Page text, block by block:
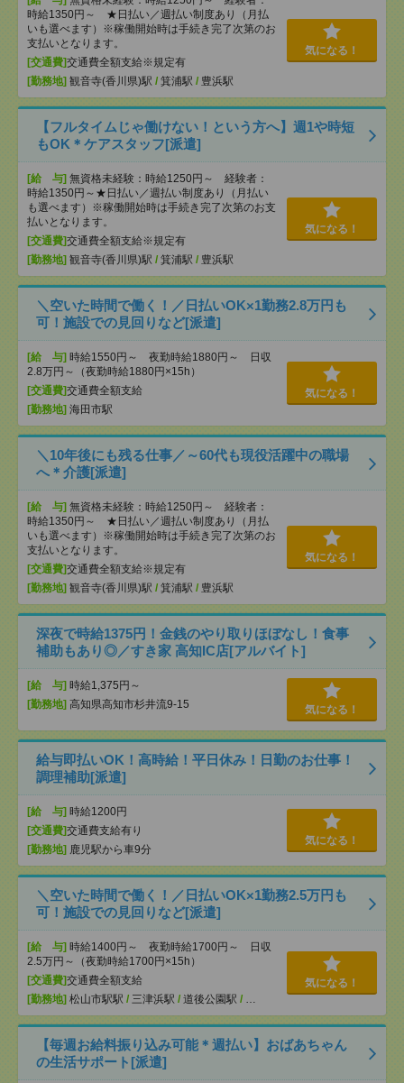
時給1350円～ ★日払い／週払い制度あり（月払
いも選べます）※稼働開始時は手続き完了次第のお
支払いとなります。
[交通費]交通費全額支給※規定有
[勤務地] 観音寺(香川県)駅 / 箕浦駅 / 豊浜駅
気になる！
【フルタイムじゃ働けない！という方へ】週1や時短
もOK＊ケアスタッフ[派遣]
[給 与] 無資格未経験：時給1250円～ 経験者：
時給1350円～★日払い／週払い制度あり（月払い
も選べます）※稼働開始時は手続き完了次第のお支
払いとなります。
[交通費]交通費全額支給※規定有
[勤務地] 観音寺(香川県)駅 / 箕浦駅 / 豊浜駅
気になる！
＼空いた時間で働く！／日払いOK×1勤務2.8万円も
可！施設での見回りなど[派遣]
[給 与] 時給1550円～ 夜勤時給1880円～ 日収
2.8万円～（夜勤時給1880円×15h）
[交通費]交通費全額支給
[勤務地] 海田市駅
気になる！
＼10年後にも残る仕事／～60代も現役活躍中の職場
へ＊介護[派遣]
[給 与] 無資格未経験：時給1250円～ 経験者：
時給1350円～ ★日払い／週払い制度あり（月払
いも選べます）※稼働開始時は手続き完了次第のお
支払いとなります。
[交通費]交通費全額支給※規定有
[勤務地] 観音寺(香川県)駅 / 箕浦駅 / 豊浜駅
気になる！
深夜で時給1375円！金銭のやり取りほぼなし！食事
補助もあり◎／すき家 高知IC店[アルバイト]
[給 与] 時給1,375円～
[勤務地] 高知県高知市杉井流9-15 気になる！
給与即払いOK！高時給！平日休み！日勤のお仕事！
調理補助[派遣]
[給 与] 時給1200円
[交通費]交通費支給有り
[勤務地] 鹿児駅から車9分
気になる！
＼空いた時間で働く！／日払いOK×1勤務2.5万円も
可！施設での見回りなど[派遣]
[給 与] 時給1400円～ 夜勤時給1700円～ 日収
2.5万円～（夜勤時給1700円×15h）
[交通費]交通費全額支給
[勤務地] 松山市駅駅 / 三津浜駅 / 道後公園駅 /
気になる！
【毎週お給料振り込み可能＊週払い】おばあちゃん
の生活サポート[派遣]